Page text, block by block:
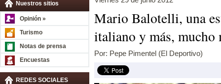
Nuestros sitios
Opinión »
Turismo
Notas de prensa
Encuestas
REDES SOCIALES
Mario Balotelli, una
italiano y más, mucho
Por: Pepe Pimentel (El Deportivo)